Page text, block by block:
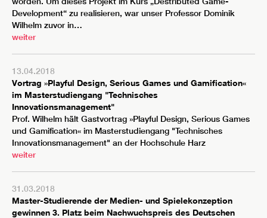
Development“ zu realisieren, war unser Professor Dominik
Wilhelm zuvor in…
weiter
13.04.2018
Vortrag »Playful Design, Serious Games und Gamification«
im Masterstudiengang "Technisches
Innovationsmanagement"
Prof. Wilhelm hält Gastvortrag »Playful Design, Serious Games
und Gamification« im Masterstudiengang "Technisches
Innovationsmanagement" an der Hochschule Harz
weiter
31.03.2018
Master-Studierende der Medien- und Spielekonzeption
gewinnen 3. Platz beim Nachwuchspreis des Deutschen